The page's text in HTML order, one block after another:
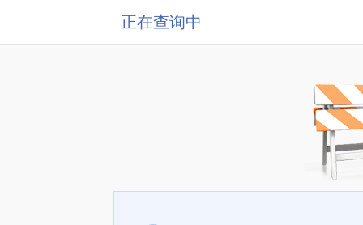
正在查询中